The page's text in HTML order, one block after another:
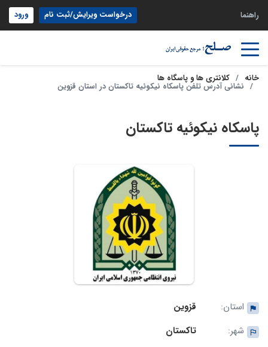
راهنما درخواست ویرایش/ثبت نام ورود
خانه کلانتری ها و پاسگاه ها
نشانی آدرس تلفن پاسکاه نیکوئیه تاکستان در استان قزوین
پاسکاه نیکوئیه تاکستان
استان:
قزوین
شهر:
تاکستان